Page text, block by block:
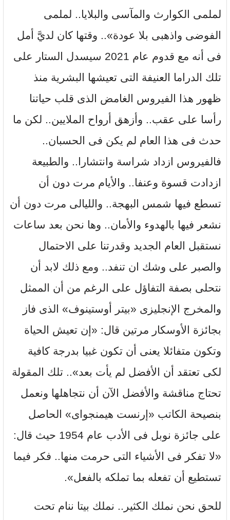
لملمى الكوارث والمآسى والبلايا.. لملمى
الفوضى واذهبى بلا عودة».. وقتها كان لديَّ أمل
فى أنه مع قدوم عام 2021 سيسدل الستار على
تلك الدراما العنيفة التى تعيشها البشرية منذ
ظهور هذا الفيروس الغامض الذى قلب حياتنا
رأسا على عقب.. وأزهق أرواح الملايين.. لكن ما
حدث فى هذا العام لم يكن فى الحسبان..
فالفيروس ازداد شراسة وانتشارا.. والطبيعة
ازدادت قسوة وعنفا.. والأيام مرت دون أن
تسطع فيها شمس البهجة.. والليالى مرت دون أن
نشعر فيها بالهدوء والأمان.. وها نحن بعد ساعات
نستقبل العام الجديد وقدرتنا على الاحتمال
والصبر على وشك ان تنفد.. ومع ذلك لابد أن
نتحلى بصفة التفاؤل على الرغم من أن الممثل
والمخرج الإنجليزى «بيتر أوستينوف» الذى فاز
بجائزة الأوسكار مرتين قال: «إن تعيش الحياة
وتكون متفائلا يعنى أن تكون غبيا بدرجة كافية
لكى تعتقد أن الأفضل لم يأت بعد».. تلك المقولة
تحتاج مناقشة والأفضل الآن أن نتجاهلها ونعمل
بنصيحة الكاتب «إرنست هيمنجواى» الحاصل
على جائزة نوبل فى الأدب عام 1954 حيث قال:
«لا تفكر فى الأشياء التى حرمت منها.. فكر فيما
تستطيع أن تفعله بما تملكه بالفعل».
للحق نحن نملك الكثير.. نملك بيتا ننام تحت